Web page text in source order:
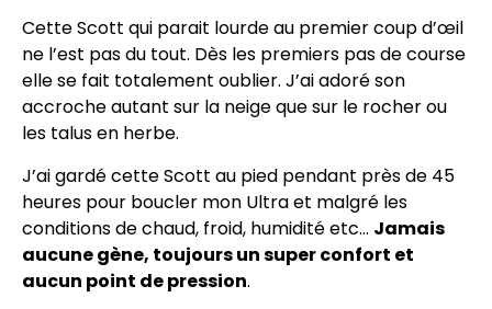
Cette Scott qui parait lourde au premier coup d’œil
ne l’est pas du tout. Dès les premiers pas de course
elle se fait totalement oublier. J’ai adoré son
accroche autant sur la neige que sur le rocher ou
les talus en herbe.
J’ai gardé cette Scott au pied pendant près de 45
heures pour boucler mon Ultra et malgré les
conditions de chaud, froid, humidité etc… Jamais
aucune gène, toujours un super confort et
aucun point de pression.